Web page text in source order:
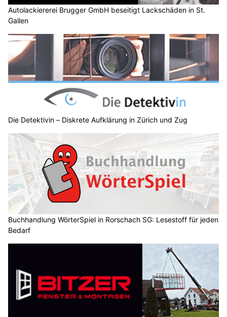
Autolackiererei Brugger GmbH beseitigt Lackschäden in St.
Gallen
Die Detektivin – Diskrete Aufklärung in Zürich und Zug
Buchhandlung WörterSpiel in Rorschach SG: Lesestoff für jeden
Bedarf